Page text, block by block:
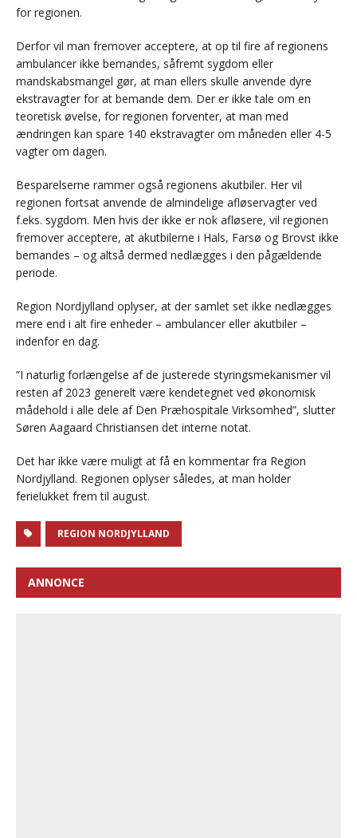
for regionen.
Derfor vil man fremover acceptere, at op til fire af regionens
ambulancer ikke bemandes, såfremt sygdom eller
mandskabsmangel gør, at man ellers skulle anvende dyre
ekstravagter for at bemande dem. Der er ikke tale om en
teoretisk øvelse, for regionen forventer, at man med
ændringen kan spare 140 ekstravagter om måneden eller 4-5
vagter om dagen.
Besparelserne rammer også regionens akutbiler. Her vil
regionen fortsat anvende de almindelige afløservagter ved
f.eks. sygdom. Men hvis der ikke er nok afløsere, vil regionen
fremover acceptere, at akutbilerne i Hals, Farsø og Brovst ikke
bemandes – og altså dermed nedlægges i den pågældende
periode.
Region Nordjylland oplyser, at der samlet set ikke nedlægges
mere end i alt fire enheder – ambulancer eller akutbiler –
indenfor en dag.
”I naturlig forlængelse af de justerede styringsmekanismer vil
resten af 2023 generelt være kendetegnet ved økonomisk
mådehold i alle dele af Den Præhospitale Virksomhed”, slutter
Søren Aagaard Christiansen det interne notat.
Det har ikke være muligt at få en kommentar fra Region
Nordjylland. Regionen oplyser således, at man holder
ferielukket frem til august.
REGION NORDJYLLAND
ANNONCE